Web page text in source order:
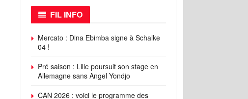
FIL INFO
Mercato : Dina Ebimba signe à Schalke
04 !
Pré saison : Lille poursuit son stage en
Allemagne sans Angel Yondjo
CAN 2026 : voici le programme des